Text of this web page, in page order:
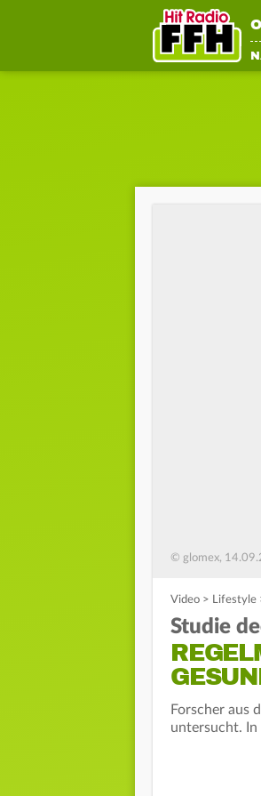
© glomex,
Video > Lifestyle
Studie
Forscher aus
untersucht. In